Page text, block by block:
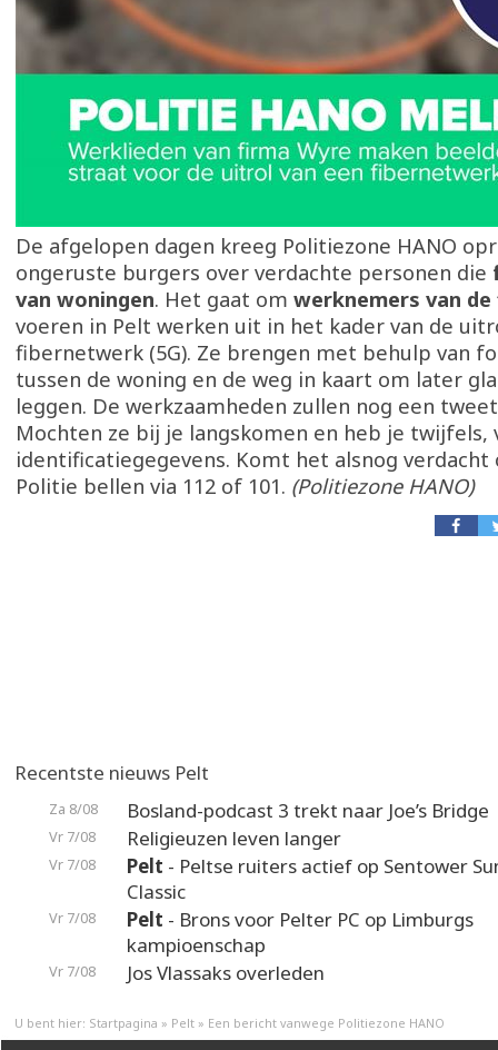
De afgelopen dagen kreeg Politiezone HANO
ongeruste burgers over verdachte personen die
van woningen. Het gaat om werknemers van
voeren in Pelt werken uit in het kader van de
fibernetwerk (5G). Ze brengen met behulp van
tussen de woning en de weg in kaart om later
leggen. De werkzaamheden zullen nog een
Mochten ze bij je langskomen en heb je twijfels,
identificatiegegevens. Komt het alsnog verdacht
Politie bellen via 112 of 101. (Politiezone HANO)
Recentste nieuws Pelt
Za 8/08 Bosland-podcast 3 trekt naar Joe’s Bridge
Vr 7/08 Religieuzen leven langer
Vr 7/08 Pelt - Peltse ruiters actief op Sentower
Classic
Vr 7/08 Pelt - Brons voor Pelter PC op Limburgs
kampioenschap
Vr 7/08 Jos Vlassaks overleden
U bent hier: Startpagina » Pelt » Een bericht vanwege Politiezone HANO